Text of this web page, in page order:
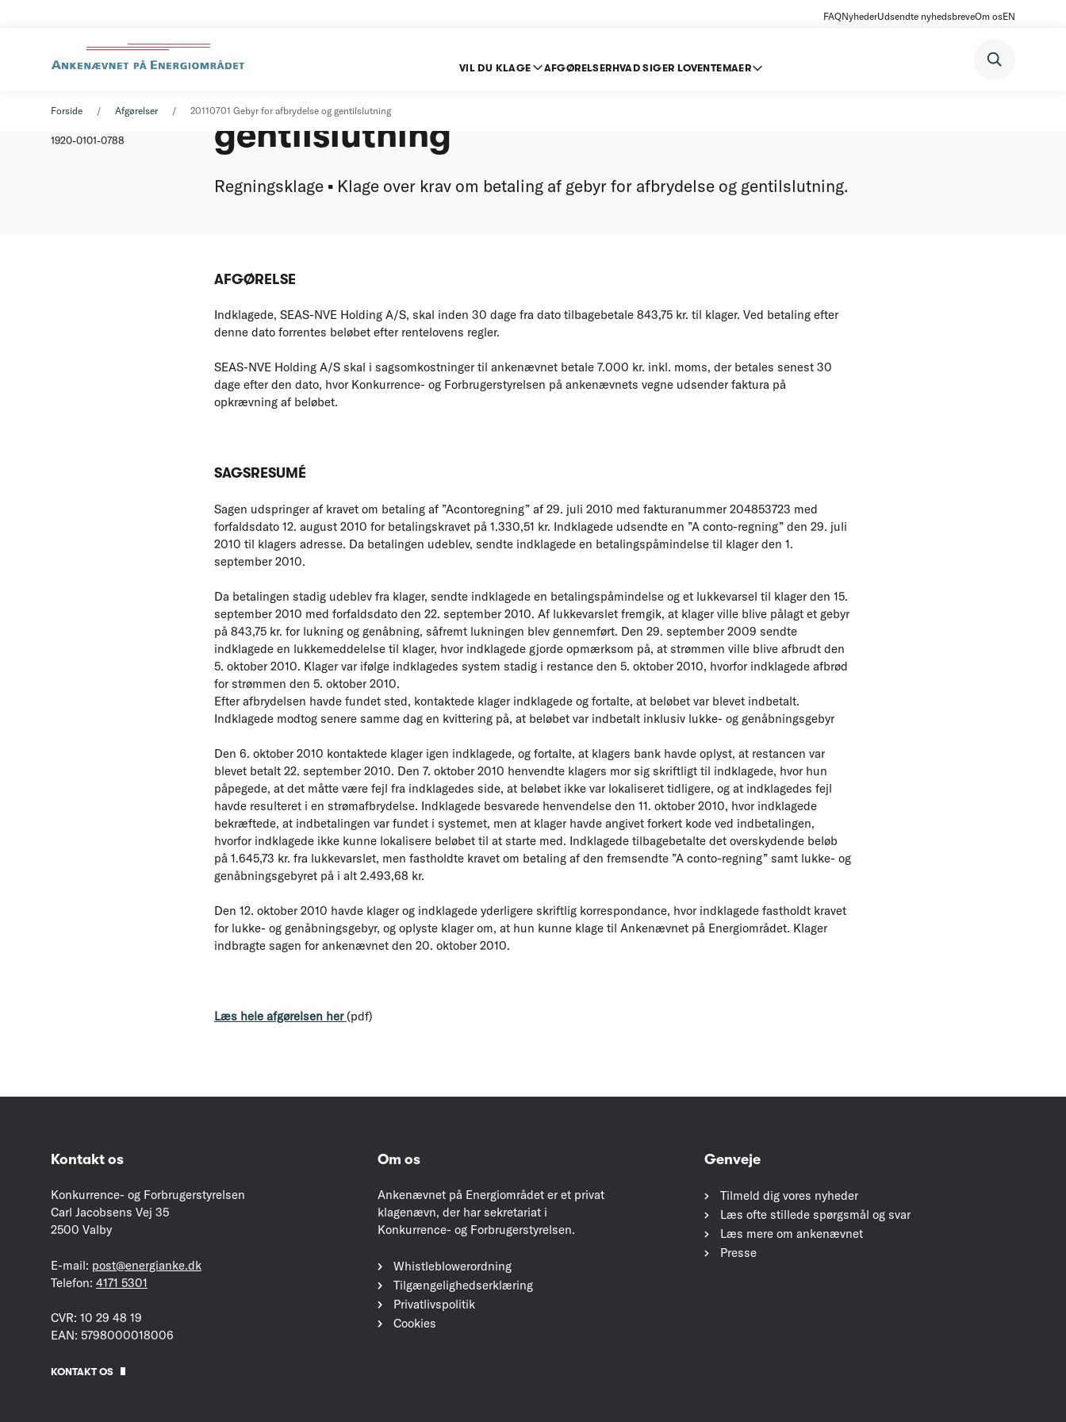
FAQNyhederUdsendte nyhedsbreveOm osEN
VIL DU KLAGE AFGØRELSERHVAD SIGER LOVENTEMAER
Forside Afgørelser 20110701 Gebyr for afbrydelse og gentilslutning
1920-0101-0788
gentilslutning
Regningsklage ▪ Klage over krav om betaling af gebyr for afbrydelse og gentilslutning.
AFGØRELSE
Indklagede, SEAS-NVE Holding A/S, skal inden 30 dage fra dato tilbagebetale 843,75 kr. til klager. Ved betaling efter
denne dato forrentes beløbet efter rentelovens regler.
SEAS-NVE Holding A/S skal i sagsomkostninger til ankenævnet betale 7.000 kr. inkl. moms, der betales senest 30
dage efter den dato, hvor Konkurrence- og Forbrugerstyrelsen på ankenævnets vegne udsender faktura på
opkrævning af beløbet.
SAGSRESUMÉ
Sagen udspringer af kravet om betaling af ”Acontoregning” af 29. juli 2010 med fakturanummer 204853723 med
forfaldsdato 12. august 2010 for betalingskravet på 1.330,51 kr. Indklagede udsendte en ”A conto-regning” den 29. juli
2010 til klagers adresse. Da betalingen udeblev, sendte indklagede en betalingspåmindelse til klager den 1.
september 2010.
Da betalingen stadig udeblev fra klager, sendte indklagede en betalingspåmindelse og et lukkevarsel til klager den 15.
september 2010 med forfaldsdato den 22. september 2010. Af lukkevarslet fremgik, at klager ville blive pålagt et gebyr
på 843,75 kr. for lukning og genåbning, såfremt lukningen blev gennemført. Den 29. september 2009 sendte
indklagede en lukkemeddelelse til klager, hvor indklagede gjorde opmærksom på, at strømmen ville blive afbrudt den
5. oktober 2010. Klager var ifølge indklagedes system stadig i restance den 5. oktober 2010, hvorfor indklagede afbrød
for strømmen den 5. oktober 2010.
Efter afbrydelsen havde fundet sted, kontaktede klager indklagede og fortalte, at beløbet var blevet indbetalt.
Indklagede modtog senere samme dag en kvittering på, at beløbet var indbetalt inklusiv lukke- og genåbningsgebyr
Den 6. oktober 2010 kontaktede klager igen indklagede, og fortalte, at klagers bank havde oplyst, at restancen var
blevet betalt 22. september 2010. Den 7. oktober 2010 henvendte klagers mor sig skriftligt til indklagede, hvor hun
påpegede, at det måtte være fejl fra indklagedes side, at beløbet ikke var lokaliseret tidligere, og at indklagedes fejl
havde resulteret i en strømafbrydelse. Indklagede besvarede henvendelse den 11. oktober 2010, hvor indklagede
bekræftede, at indbetalingen var fundet i systemet, men at klager havde angivet forkert kode ved indbetalingen,
hvorfor indklagede ikke kunne lokalisere beløbet til at starte med. Indklagede tilbagebetalte det overskydende beløb
på 1.645,73 kr. fra lukkevarslet, men fastholdte kravet om betaling af den fremsendte ”A conto-regning” samt lukke- og
genåbningsgebyret på i alt 2.493,68 kr.
Den 12. oktober 2010 havde klager og indklagede yderligere skriftlig korrespondance, hvor indklagede fastholdt kravet
for lukke- og genåbningsgebyr, og oplyste klager om, at hun kunne klage til Ankenævnet på Energiområdet. Klager
indbragte sagen for ankenævnet den 20. oktober 2010.
Læs hele afgørelsen her (pdf)
Kontakt os
Konkurrence- og Forbrugerstyrelsen
Carl Jacobsens Vej 35
2500 Valby
E-mail: post@energianke.dk
Telefon: 4171 5301
CVR: 10 29 48 19
EAN: 5798000018006
KONTAKT OS
Om os
Ankenævnet på Energiområdet er et privat
klagenævn, der har sekretariat i
Konkurrence- og Forbrugerstyrelsen.
Whistleblowerordning
Tilgængelighedserklæring
Privatlivspolitik
Cookies
Genveje
Tilmeld dig vores nyheder
Læs ofte stillede spørgsmål og svar
Læs mere om ankenævnet
Presse